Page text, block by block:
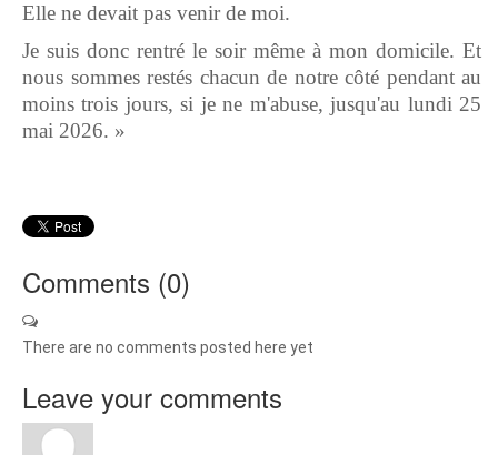
Elle ne devait pas venir de moi.
Je suis donc rentré le soir même à mon domicile. Et
nous sommes restés chacun de notre côté pendant au
moins trois jours, si je ne m'abuse, jusqu'au lundi 25
mai 2026. »
Comments (0)
There are no comments posted here yet
Leave your comments